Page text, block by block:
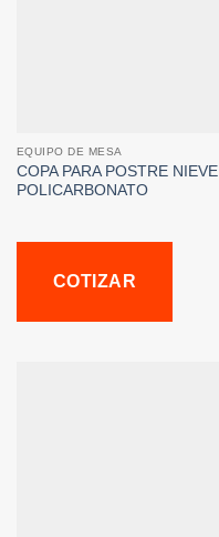
EQUIPO DE MESA
COPA PARA POSTRE NIEVE
POLICARBONATO
COTIZAR